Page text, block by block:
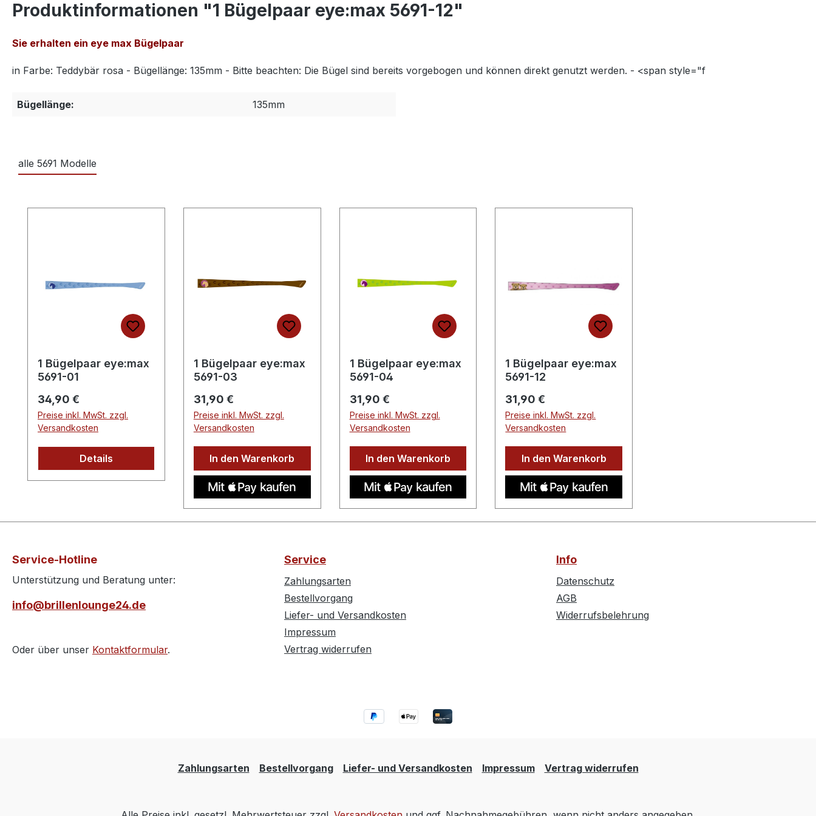
Produktinformationen "1 Bügelpaar eye:max 5691-12"
Sie erhalten ein eye max Bügelpaar
in Farbe: Teddybär rosa - Bügellänge: 135mm - Bitte beachten: Die Bügel sind bereits vorgebogen und können direkt genutzt werden. - <span style="f
Bügellänge: 135mm
alle 5691 Modelle
1 Bügelpaar eye:max
5691-01
Regulärer Preis:
34,90 €
Preise inkl. MwSt. zzgl.
Versandkosten
Details
1 Bügelpaar eye:max
5691-03
Regulärer Preis:
31,90 €
Preise inkl. MwSt. zzgl.
Versandkosten
In den Warenkorb
1 Bügelpaar eye:max
5691-04
Regulärer Preis:
31,90 €
Preise inkl. MwSt. zzgl.
Versandkosten
In den Warenkorb
1 Bügelpaar eye:max
5691-12
Regulärer Preis:
31,90 €
Preise inkl. MwSt. zzgl.
Versandkosten
In den Warenkorb
Service-Hotline
Unterstützung und Beratung unter:
info@brillenlounge24.de
Oder über unser Kontaktformular.
Service
Zahlungsarten
Bestellvorgang
Liefer- und Versandkosten
Impressum
Vertrag widerrufen
Info
Datenschutz
AGB
Widerrufsbelehrung
Zahlungsarten Bestellvorgang Liefer- und Versandkosten Impressum Vertrag widerrufen